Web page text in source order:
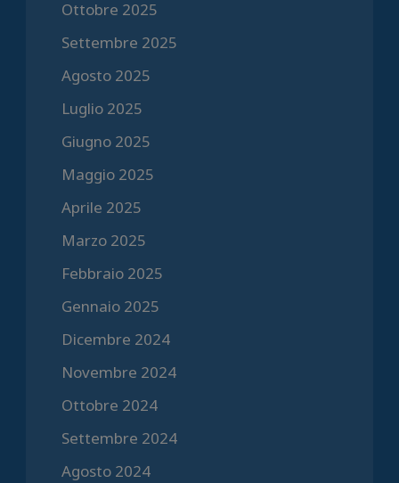
Ottobre 2025
Settembre 2025
Agosto 2025
Luglio 2025
Giugno 2025
Maggio 2025
Aprile 2025
Marzo 2025
Febbraio 2025
Gennaio 2025
Dicembre 2024
Novembre 2024
Ottobre 2024
Settembre 2024
Agosto 2024